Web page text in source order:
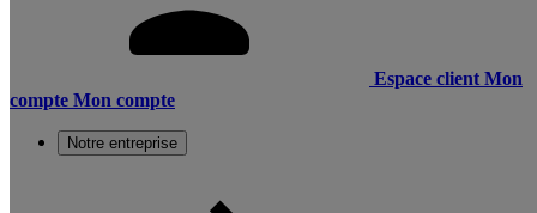
Espace client Mon
compte Mon compte
Notre entreprise